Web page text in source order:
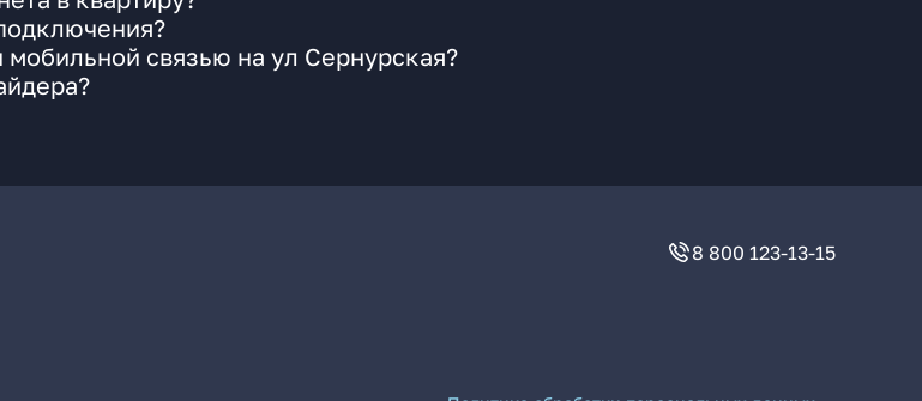
связью на ул Сернурская?
8 800 123-13-15